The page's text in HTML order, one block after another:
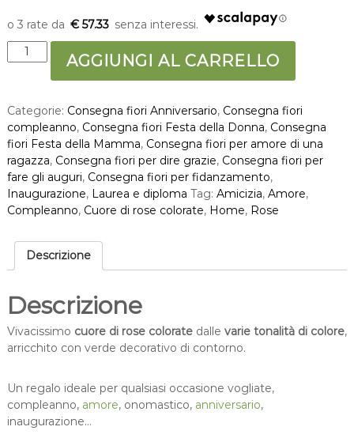
€ 57.33
u
e
d
i
r
o
s
e
r
a
t
e
u
a
n
t
AGGIUNGI AL CARRELLO
Categorie: Consegna fiori Anniversario, Consegna fiori
compleanno, Consegna fiori Festa della Donna, Consegna
fiori Festa della Mamma, Consegna fiori per amore di una
ragazza, Consegna fiori per dire grazie, Consegna fiori per
fare gli auguri, Consegna fiori per fidanzamento,
Inaugurazione, Laurea e diploma Tag: Amicizia, Amore,
Compleanno, Cuore di rose colorate, Home, Rose
Descrizione
Descrizione
Vivacissimo cuore di rose coloratedalle varie tonalità di colore,
arricchito con verde decorativo di contorno.
Un regalo ideale per qualsiasi occasione vogliate,
compleanno, amore, onomastico, anniversario,
inaugurazione…